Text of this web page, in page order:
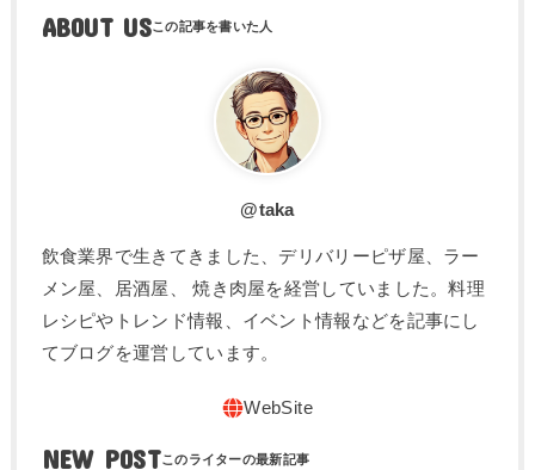
ABOUT US
@taka
飲食業界で生きてきました、デリバリーピザ屋、ラー
メン屋、居酒屋、 焼き肉屋を経営していました。料理
レシピやトレンド情報、イベント情報などを記事にし
てブログを運営しています。
NEW POST